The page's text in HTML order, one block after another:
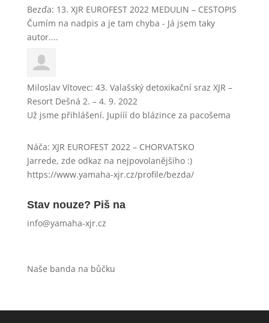
Bezďa: 13. XJR EUROFEST 2022 MEDULIN – CESTOPIS
Čumím na nadpis a je tam chyba - Já jsem taky
autor....
Miloslav Vítovec: 43. Valašský detoxikační sraz XJR –
Resort Dešná 2. – 4. 9. 2022
Už jsme přihlášení. Jupííí do blázince za pacošema
Náča: XJR EUROFEST 2022 – CHORVATSKO
Jarrede, zde odkaz na nejpovolanějšího :)
https://www.yamaha-xjr.cz/profile/bezda/
Stav nouze? Piš na
info@yamaha-xjr.cz
Naše banda na bůčku